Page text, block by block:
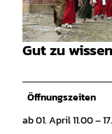
©CC-BY-SA
© Schloss Clemenswerth |CC-
Gut zu wissen
Öffnungszeiten
ab 01. April 11.00 –